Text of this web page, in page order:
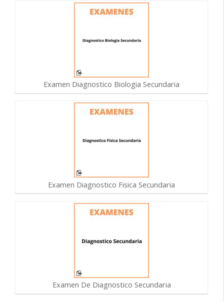
Examen Diagnostico Biologia Secundaria
Examen Diagnostico Fisica Secundaria
Examen De Diagnostico Secundaria